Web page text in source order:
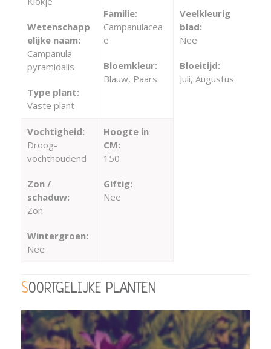
Wetenschapp
elijke naam:
Campanula
pyramidalis
Type plant:
Vaste plant
Familie:
Campanulacea
e
Bloemkleur:
Blauw, Paars
Veelkleurig
blad:
Nee
Bloeitijd:
Juli, Augustus
Vochtigheid:
Droog-
vochthoudend
Zon /
schaduw:
Zon
Wintergroen:
Nee
Hoogte in
CM:
150
Giftig:
Nee
SOORTGELIJKE PLANTEN